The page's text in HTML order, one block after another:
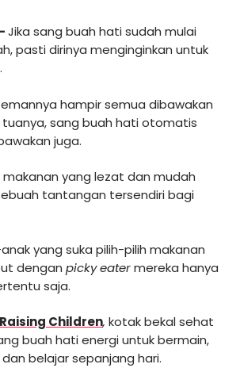
Jika sang buah hati sudah mulai
pasti dirinya menginginkan untuk
hampir semua dibawakan
sang buah hati otomatis
juga.
makanan yang lezat dan mudah
tantangan tersendiri bagi
yang suka pilih-pilih makanan
dengan picky eatermereka hanya
saja.
Raising Children, kotak bekal sehat
buah hati energi untuk bermain,
belajar sepanjang hari.